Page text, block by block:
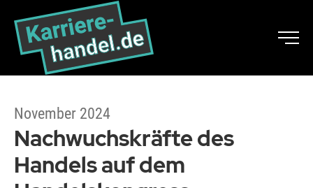
November 2024
Nachwuchskräfte des
Handels auf dem